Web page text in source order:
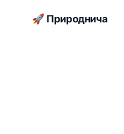
🚀 Природнича